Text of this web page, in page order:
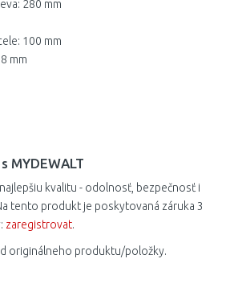
280 mm
100 mm
mm
MYDEWALT
kvalitu - odolnosť, bezpečnosť i
tento produkt je poskytovaná záruka 3
zaregistrovat.
originálneho produktu/položky.